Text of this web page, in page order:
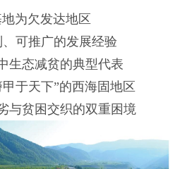
地为欠发达地区
可推广的发展经验
生态减贫的典型代表
于天下”的西海固地区
与贫困交织的双重困境